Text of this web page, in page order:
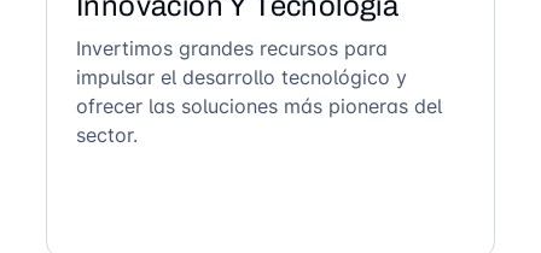
Invertimos grandes recursos para
impulsar el desarrollo tecnológico y
ofrecer las soluciones más pioneras del
sector.